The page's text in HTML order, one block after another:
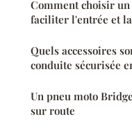
Comment choisir
faciliter l'entrée et
Quels accessoires
conduite sécurisée
Un pneu moto
sur route